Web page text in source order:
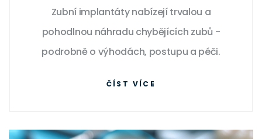
Zubní implantáty nabízejí trvalou a
pohodlnou náhradu chybějících zubů -
podrobně o výhodách, postupu a péči.
ČÍST VÍCE